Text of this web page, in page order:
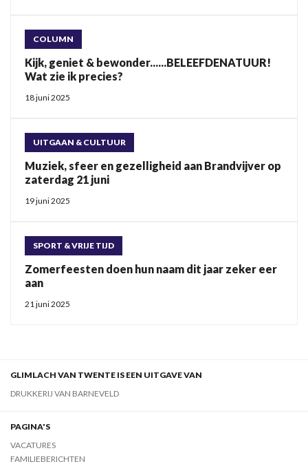
COLUMN
Kijk, geniet & bewonder......BELEEFDENATUUR!
Wat zie ik precies?
18 juni 2025
UITGAAN & CULTUUR
Muziek, sfeer en gezelligheid aan Brandvijver op
zaterdag 21 juni
19 juni 2025
SPORT & VRIJE TIJD
Zomerfeesten doen hun naam dit jaar zeker eer
aan
21 juni 2025
GLIMLACH VAN TWENTE IS EEN UITGAVE VAN
DRUKKERIJ VAN BARNEVELD
PAGINA'S
VACATURES
FAMILIEBERICHTEN